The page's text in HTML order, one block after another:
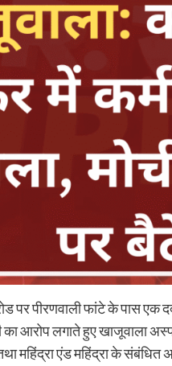
पर पीरणवाली फांटे के पास
का आरोप लगाते हुए खाजूवाला
एंड महिंद्रा के संबंधित